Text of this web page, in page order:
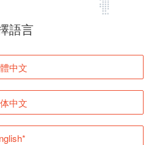
法顯示
登入
首頁
語言
中文
中文